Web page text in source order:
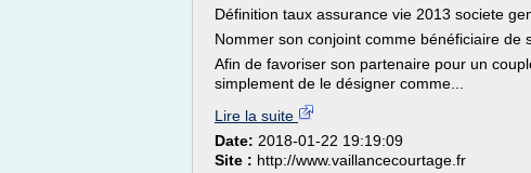
Définition taux assurance vie 2013 societe
Nommer son conjoint comme bénéficiaire de
Afin de favoriser son partenaire pour un
simplement de le désigner comme...
Lire la suite
Date: 2018-01-22 19:19:09
Site : http://www.vaillancecourtage.fr